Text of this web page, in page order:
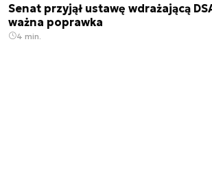
Senat przyjął ustawę wdrażającą
ważna poprawka
4 min.